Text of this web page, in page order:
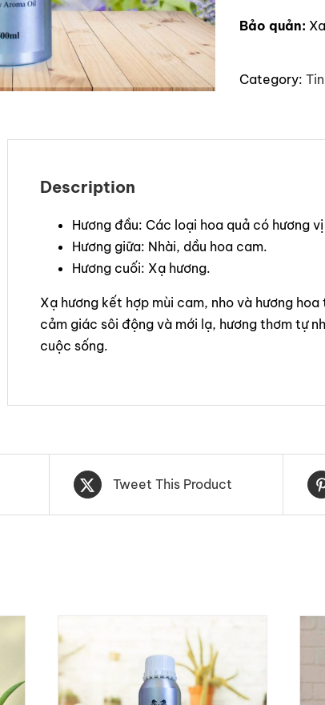
Bảo quản:
Category:
Description
Hương đầu: Các loại hoa quả có hương
Hương giữa: Nhài, dầu hoa cam.
Hương cuối: Xạ hương.
Xạ hương kết hợp mùi cam, nho và hương
cảm giác sôi động và mới lạ, hương thơm tự
cuộc sống.
Tweet This Product